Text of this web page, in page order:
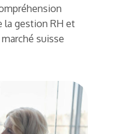
la gestion RH et
suisse